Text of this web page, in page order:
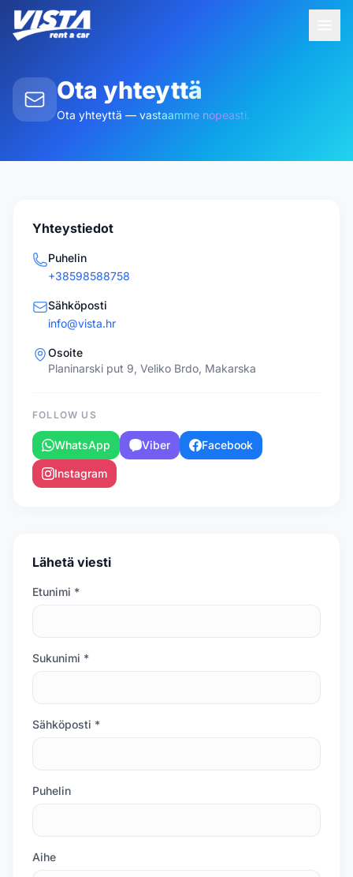
Ota yhteyttä
Ota yhteyttä — vastaamme nopeasti.
Lähetä viesti
Etunimi *
Sukunimi *
Sähköposti *
Puhelin
Aihe
Yhteystiedot
Puhelin
+38598588758
Sähköposti
info@vista.hr
Osoite
Planinarski put 9, Veliko Brdo, Makarska
FOLLOW US
WhatsApp Viber Facebook
Instagram